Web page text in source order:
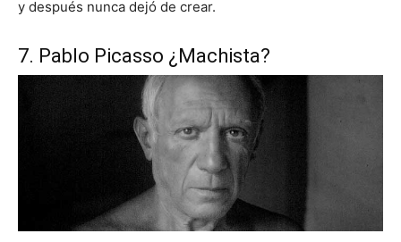
y después nunca dejó de crear.
7. Pablo Picasso ¿Machista?